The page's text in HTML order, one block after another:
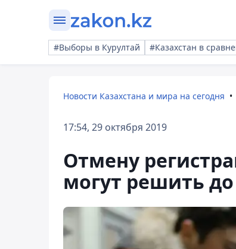
#Выборы в Курултай #Казахстан в
Новости Казахстана и мира на сегодня
17:54, 29 октября 2019
Отмену
могут решить